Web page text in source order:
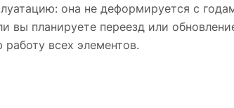
она не деформируется с
вы планируете переезд или
всех элементов.